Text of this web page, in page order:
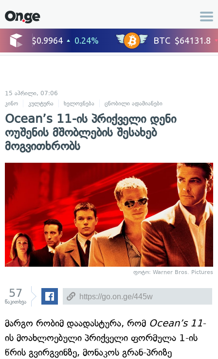
15 აპრილი, 07:06
კინო
კულტურა ხელოვნება ცნობილი ადამიანები
Ocean’s 11-ის პრიქველი დენი
ოუშენის მშობლების შესახებ
მოგვითხრობს
ფოტო: Warner Bros. Pictures
57
წაკითხვა
მარგო რობიმ დაადასტურა, რომ Ocean’s 11-
ის მოახლოებული პრიქველი ფორმულა 1-ის
წრის გვირგვინზე, მონაკოს გრან-პრიზე